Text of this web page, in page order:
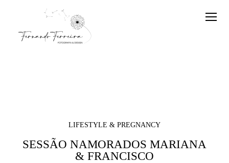
LIFESTYLE & PREGNANCY
SESSÃO NAMORADOS MARIANA
& FRANCISCO